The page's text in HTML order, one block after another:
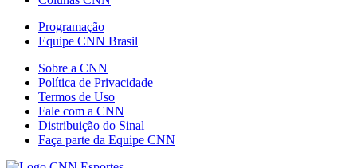
Programação
Equipe CNN Brasil
Sobre a CNN
Política de Privacidade
Termos de Uso
Fale com a CNN
Distribuição do Sinal
Faça parte da Equipe CNN